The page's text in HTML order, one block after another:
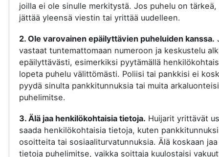
joilla ei ole sinulle merkitystä. Jos puhelu on
jättää yleensä viestin tai yrittää uudelleen.
2. Ole varovainen epäilyttävien puheluiden kanssa.
vastaat tuntemattomaan numeroon ja keskustelu
epäilyttävästi, esimerkiksi pyytämällä
lopeta puhelu välittömästi. Poliisi tai pankkisi ei
pyydä sinulta pankkitunnuksia tai muita
puhelimitse.
3. Älä jaa henkilökohtaisia tietoja. Huijarit yrittävät
saada henkilökohtaisia tietoja, kuten
osoitteita tai sosiaaliturvatunnuksia. Älä koskaan
tietoja puhelimitse, vaikka soittaja kuulostaisi